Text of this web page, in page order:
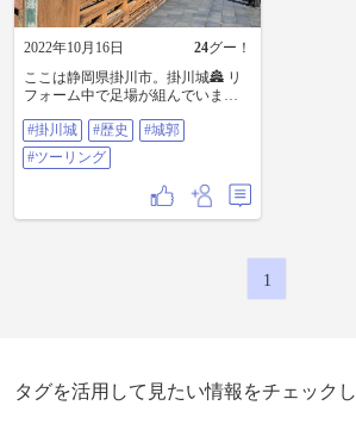
2022年10月16日 24グー！
ここは静岡県掛川市。掛川城🏯 リ
フォーム中で足場が組んでいます
されています ＃掛川城 ＃歴史 #
城郭 #ツーリング
#掛川城 #歴史
#城郭
#ツーリング
1
タグを活用して見たい情報をチェックし